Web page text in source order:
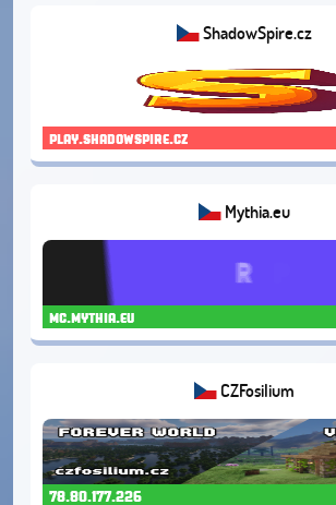
ShadowSpire.cz
play.shadowspire.cz
Mythia.eu
mc.mythia.eu
CZFosilium
78.80.177.226